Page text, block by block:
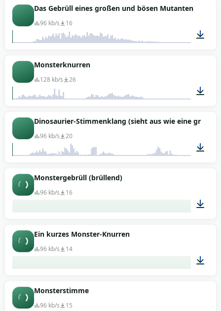
00:09
Das Gebrüll eines großen und bösen Mutanten
96 kb/s 16
Monsterknurren
128 kb/s 26
00:19
Dinosaurier-Stimmenklang (sieht aus wie eine große
96 kb/s 20
Monstergebrüll (brüllend)
96 kb/s 16
Ein kurzes Monster-Knurren
96 kb/s 14
Monsterstimme
96 kb/s 15